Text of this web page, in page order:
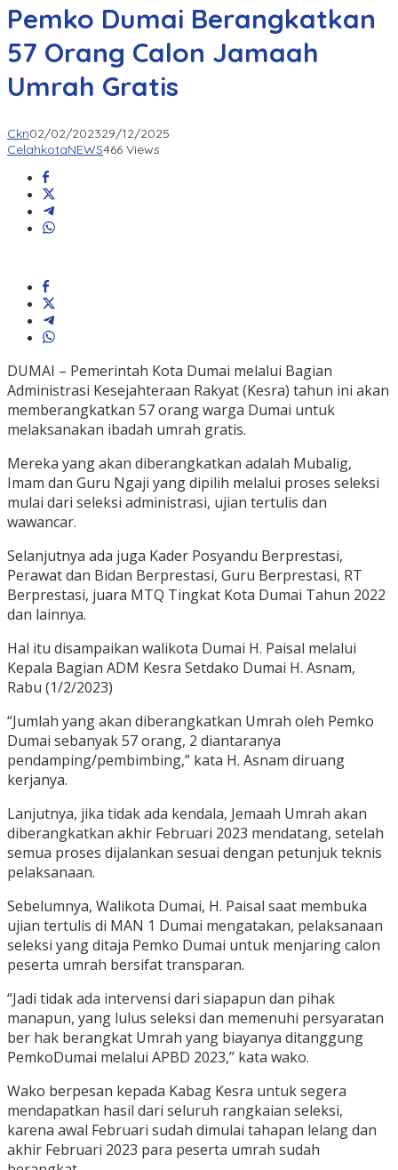
Pemko Dumai Berangkatkan
57 Orang Calon Jamaah
Umrah Gratis
Ckn02/02/202329/12/2025
CelahkotaNEWS466 Views
DUMAI – Pemerintah Kota Dumai melalui Bagian
Administrasi Kesejahteraan Rakyat (Kesra) tahun ini akan
memberangkatkan 57 orang warga Dumai untuk
melaksanakan ibadah umrah gratis.
Mereka yang akan diberangkatkan adalah Mubalig,
Imam dan Guru Ngaji yang dipilih melalui proses seleksi
mulai dari seleksi administrasi, ujian tertulis dan
wawancar.
Selanjutnya ada juga Kader Posyandu Berprestasi,
Perawat dan Bidan Berprestasi, Guru Berprestasi, RT
Berprestasi, juara MTQ Tingkat Kota Dumai Tahun 2022
dan lainnya.
Hal itu disampaikan walikota Dumai H. Paisal melalui
Kepala Bagian ADM Kesra Setdako Dumai H. Asnam,
Rabu (1/2/2023)
“Jumlah yang akan diberangkatkan Umrah oleh Pemko
Dumai sebanyak 57 orang, 2 diantaranya
pendamping/pembimbing,” kata H. Asnam diruang
kerjanya.
Lanjutnya, jika tidak ada kendala, Jemaah Umrah akan
diberangkatkan akhir Februari 2023 mendatang, setelah
semua proses dijalankan sesuai dengan petunjuk teknis
pelaksanaan.
Sebelumnya, Walikota Dumai, H. Paisal saat membuka
ujian tertulis di MAN 1 Dumai mengatakan, pelaksanaan
seleksi yang ditaja Pemko Dumai untuk menjaring calon
peserta umrah bersifat transparan.
“Jadi tidak ada intervensi dari siapapun dan pihak
manapun, yang lulus seleksi dan memenuhi persyaratan
ber hak berangkat Umrah yang biayanya ditanggung
PemkoDumai melalui APBD 2023,” kata wako.
Wako berpesan kepada Kabag Kesra untuk segera
mendapatkan hasil dari seluruh rangkaian seleksi,
karena awal Februari sudah dimulai tahapan lelang dan
akhir Februari 2023 para peserta umrah sudah